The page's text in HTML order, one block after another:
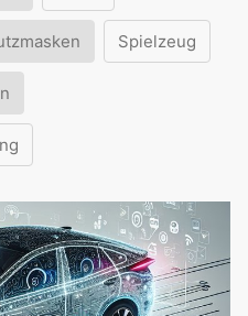
Spielzeug